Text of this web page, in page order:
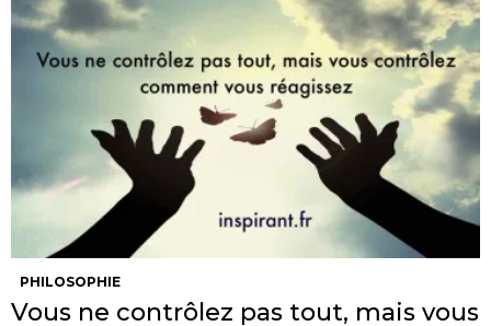
PHILOSOPHIE
Vous ne contrôlez pas tout, mais vous